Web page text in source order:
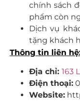
chính sách
phẩm còn
Dịch vụ
tặng khách
Thông tin liên
Địa chỉ: 163
Điện thoại:
Website: